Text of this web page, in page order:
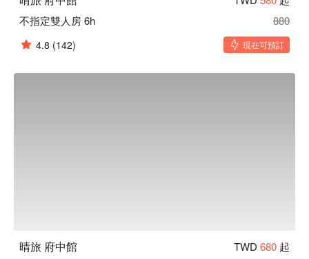
不指定雙人房 6h
880
4.8 (142) 現在可預訂
晴旅 府中館 TWD 680 起